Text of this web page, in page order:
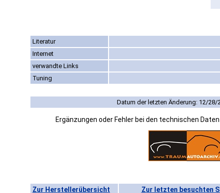
Literatur
Internet
verwandte Links
Tuning
Datum der letzten Änderung: 12/28/
Ergänzungen oder Fehler bei den technischen
Zur Herstellerübersicht Zur letzten besuchten